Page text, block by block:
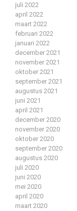
juli 2022
april 2022
maart 2022
februari 2022
januari 2022
december 2021
november 2021
oktober 2021
september 2021
augustus 2021
juni 2021
april 2021
december 2020
november 2020
oktober 2020
september 2020
augustus 2020
juli 2020
juni 2020
mei 2020
april 2020
maart 2020